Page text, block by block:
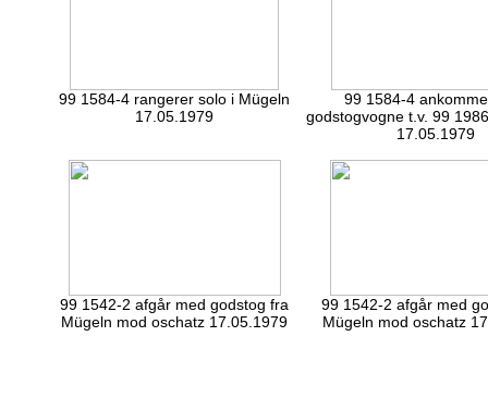
99 1584-4 rangerer solo i Mügeln
17.05.1979
99 1584-4
godstogvogne t.v. 99
17.05.1979
99 1542-2 afgår med godstog fra
Mügeln mod oschatz 17.05.1979
99 1542-2 afgår med
Mügeln mod oschatz